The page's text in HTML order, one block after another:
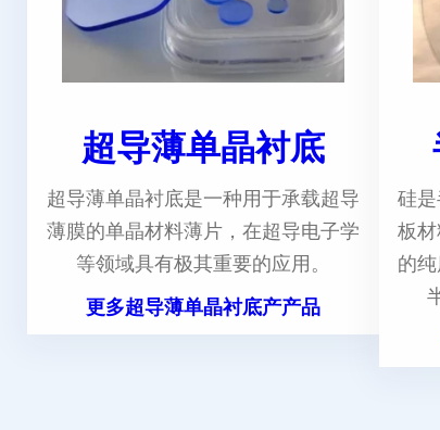
超导薄单晶衬底
超导薄单晶衬底是一种用于承载超导
薄膜的单晶材料薄片，在超导电子学
等领域具有极其重要的应用。
更多超导薄单晶衬底产产品
硅
板
的